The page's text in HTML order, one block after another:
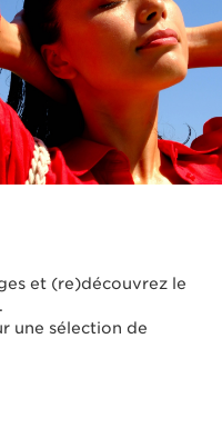
et (re)découvrez le
une sélection de